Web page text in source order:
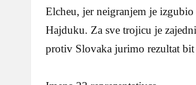
Elcheu, jer neigranjem je
Hajduku. Za sve trojicu je
protiv Slovaka jurimo rezultat